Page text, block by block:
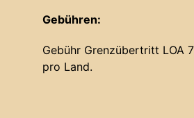
Gebühren:
Gebühr Grenzübertritt LOA
pro Land.